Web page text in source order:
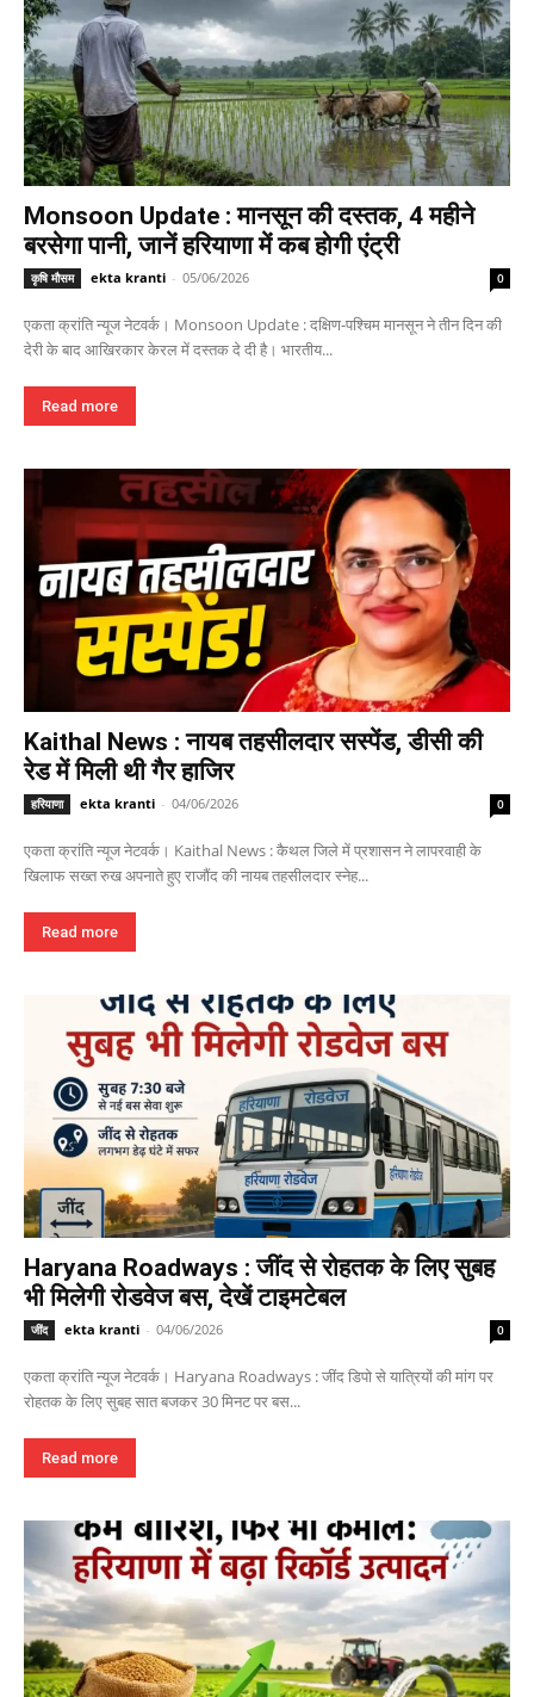
Monsoon Update : मानसून की दस्तक, 4 महीने
बरसेगा पानी, जानें हरियाणा में कब होगी एंट्री
कृषि मौसम ekta kranti - 05/06/2026 0
एकता क्रांति न्यूज नेटवर्क। Monsoon Update : दक्षिण-पश्चिम मानसून ने तीन दिन की
देरी के बाद आखिरकार केरल में दस्तक दे दी है। भारतीय...
Read more
Kaithal News : नायब तहसीलदार सस्पेंड, डीसी की
रेड में मिली थी गैर हाजिर
हरियाणा ekta kranti - 04/06/2026 0
एकता क्रांति न्यूज नेटवर्क। Kaithal News : कैथल जिले में प्रशासन ने लापरवाही के
खिलाफ सख्त रुख अपनाते हुए राजौंद की नायब तहसीलदार स्नेह...
Read more
Haryana Roadways : जींद से रोहतक के लिए सुबह
भी मिलेगी रोडवेज बस, देखें टाइमटेबल
जींद ekta kranti - 04/06/2026 0
एकता क्रांति न्यूज नेटवर्क। Haryana Roadways : जींद डिपो से यात्रियों की मांग पर
रोहतक के लिए सुबह सात बजकर 30 मिनट पर बस...
Read more